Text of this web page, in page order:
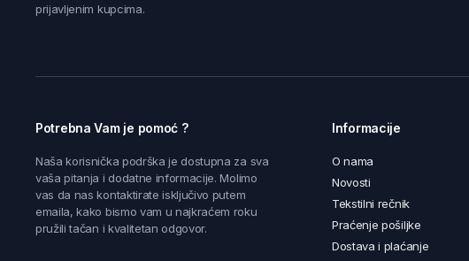
prijavljenim kupcima.
Potrebna Vam je pomoć ?
Naša korisnička podrška je dostupna za sva
vaša pitanja i dodatne informacije. Molimo
vas da nas kontaktirate isključivo putem
emaila, kako bismo vam u najkraćem roku
pružili tačan i kvalitetan odgovor.
Informacije
O nama
Novosti
Tekstilni rečnik
Praćenje pošiljke
Dostava i plaćanje